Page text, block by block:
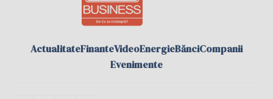
ActualitateFinanteVideoEnergieBănciCompanii
Evenimente